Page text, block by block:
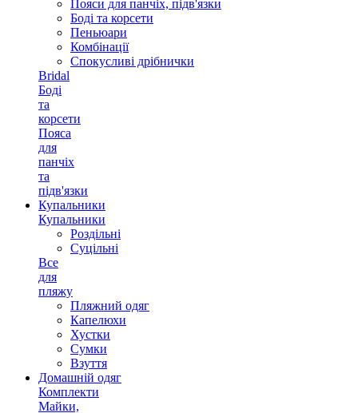
Пояси для панчіх, підв'язки
Боді та корсети
Пеньюари
Комбінації
Спокусливі дрібнички
Bridal
Боді
та
корсети
Пояса
для
панчіх
та
підв'язки
Купальники
Купальники
Роздільні
Суцільні
Все
для
пляжу
Пляжний одяг
Капелюхи
Хустки
Сумки
Взуття
Домашній одяг
Комплекти
Майки,